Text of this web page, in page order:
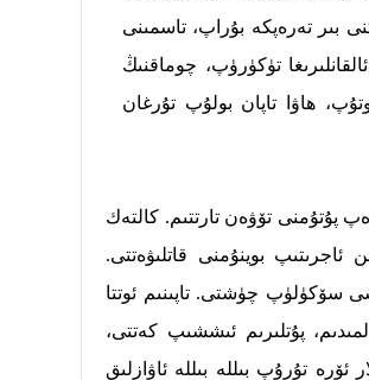
بىر تەرەپكە بۇراپ، تاسمىنى
تۈكۈرۈپ، چوماقنىڭ
ھاۋا تاپان بولۇپ تۇرغان
پۇتۇمنى تۆۋەن تارتتىم. كالتەك
ئاجرىتىپ بوينۇمنى قاتلىۋەتتى.
سۆكۈلۈپ چۈشتى. تاپىنىم ئوتتا
پۇتلىرىم ئىششىپ كەتتى،
تۇرۇپ بىللە بىللە ئاۋازلىق